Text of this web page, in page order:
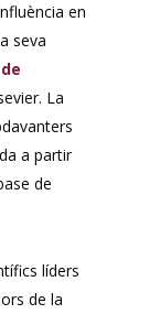
en
seva
La
a partir
de
líders
de la